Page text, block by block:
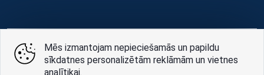
© Memorial Services, 2016 — 2026 pr3-g
Mēs izmantojam nepieciešamās un papildu
sīkdatnes personalizētām reklāmām un vietnes
analītikai.